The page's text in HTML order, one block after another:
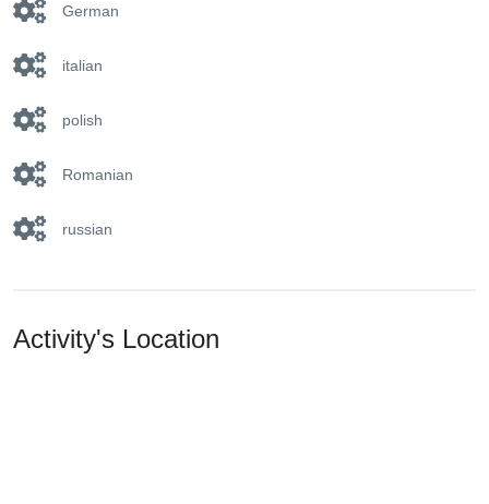
German
italian
polish
Romanian
russian
Activity's Location